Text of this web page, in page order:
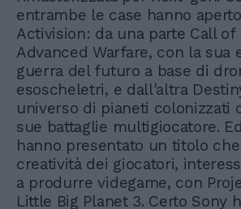
entrambe le case hanno
Activision: da una parte Call of
Advanced Warfare, con la sua
guerra del futuro a base di
esoscheletri, e dall'altra
universo di pianeti colonizzati
sue battaglie multigiocatore.
hanno presentato un titolo
creatività dei giocatori,
a produrre videgame, con
Little Big Planet 3. Certo Sony